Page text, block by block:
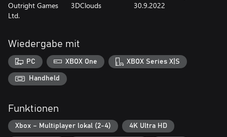
Die Welpen können mit Power-ups wie Wasserbomben,
Schneebällen und Konfettiexplosionen stärker gemacht werden.
Charakteren freischalten, zum Beispiel die Sirene von Chase, die
Rennfahrer um ihn herum abbremst.
FÜR KINDER ALLER ALTERSSTUFEN
Dieses Kart-Rennspiel bietet eine einfache Steuerungsoption für
Strecken leichter bewältigen, aber auch einen regulären Modus
für erfahrene Rennfahrer.
Outright Games
Ltd.
3DClouds 30.9.2022
Wiedergabe mit
PC XBOX One XBOX Series X|S
Handheld
Funktionen
Xbox – Multiplayer lokal (2-4) 4K Ultra HD